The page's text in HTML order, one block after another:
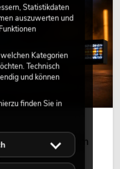
Warum
Statistikdaten
auszuwerten und
Kategorien
Technisch
und können
finden Sie in